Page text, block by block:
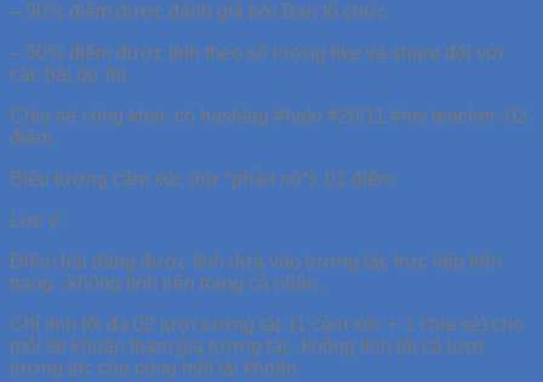
– 50% điểm được đánh giá bởi Ban tổ chức
– 50% điểm được tính theo số lượng like và share đối với
các bài dự thi
Chia sẻ công khai, có hashtag #halo #20/11 #my teacher: 02
điểm
Biểu tượng cảm xúc (trừ *phẫn nộ*): 01 điểm
Lưu ý:
Điểm bài đăng được tính dựa vào tương tác trực tiếp trên
trang , không tính trên trang cá nhân.
Chỉ tính tối đa 02 lượt tương tác (1 cảm xúc + 1 chia sẻ) cho
mỗi tài khoản tham gia tương tác, không tính tất cả lượt
tương tác của cùng một tài khoản.